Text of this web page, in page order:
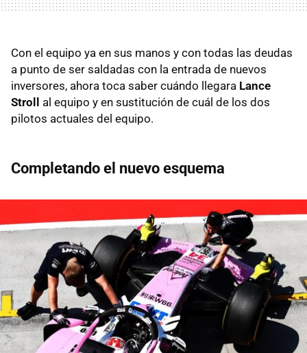
Con el equipo ya en sus manos y con todas las deudas
a punto de ser saldadas con la entrada de nuevos
inversores, ahora toca saber cuándo llegara Lance
Stroll al equipo y en sustitución de cuál de los dos
pilotos actuales del equipo.
Completando el nuevo esquema